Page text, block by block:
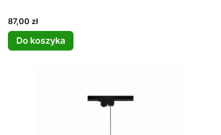
Cena
87,00 zł
Do koszyka